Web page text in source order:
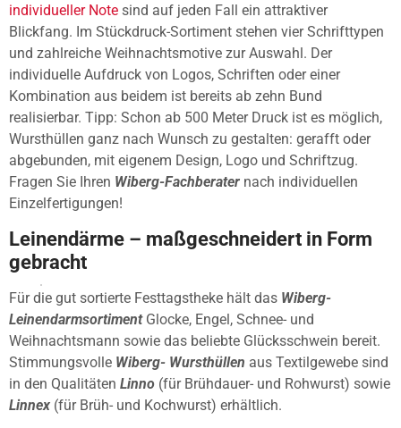
individueller Note sind auf jeden Fall ein attraktiver
Blickfang. Im Stückdruck-Sortiment stehen vier Schrifttypen
und zahlreiche Weihnachtsmotive zur Auswahl. Der
individuelle Aufdruck von Logos, Schriften oder einer
Kombination aus beidem ist bereits ab zehn Bund
realisierbar. Tipp: Schon ab 500 Meter Druck ist es möglich,
Wursthüllen ganz nach Wunsch zu gestalten: gerafft oder
abgebunden, mit eigenem Design, Logo und Schriftzug.
Fragen Sie Ihren Wiberg-Fachberater nach individuellen
Einzelfertigungen!
Leinendärme – maßgeschneidert in Form
gebracht
Für die gut sortierte Festtagstheke hält das Wiberg-
LeinendarmsortimentGlocke, Engel, Schnee- und
Weihnachtsmann sowie das beliebte Glücksschwein bereit.
Stimmungsvolle Wiberg- Wursthüllen aus Textilgewebe sind
in den Qualitäten Linno (für Brühdauer- und Rohwurst) sowie
Linnex (für Brüh- und Kochwurst) erhältlich.